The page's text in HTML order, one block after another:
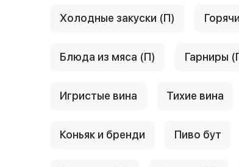
Холодные закуски (П)
Блюда из мяса (П) Гарниры
Игристые вина Тихие вина
Коньяк и бренди Пиво бут